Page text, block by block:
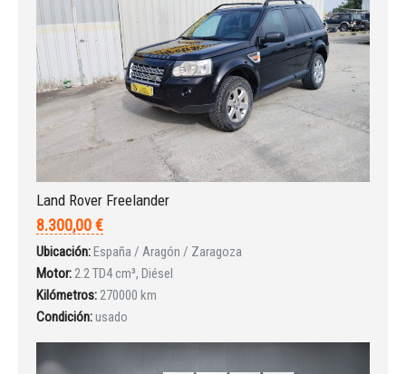
Iniciar sesión
Land Rover Freelander
8.300,00 €
Ubicación:España / Aragón / Zaragoza
Motor:2.2 TD4 cm³, Diésel
Kilómetros:270000 km
Condición:usado